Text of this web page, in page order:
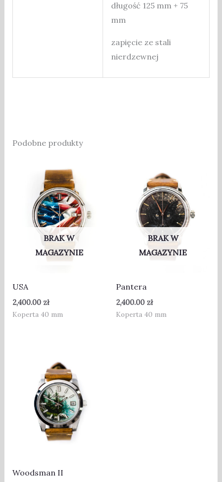
długość 125 mm + 75
mm
zapięcie ze stali
nierdzewnej
Podobne produkty
BRAK W
MAGAZYNIE
USA
2,400.00 zł
Koperta 40 mm
BRAK W
MAGAZYNIE
Pantera
2,400.00 zł
Koperta 40 mm
Woodsman II